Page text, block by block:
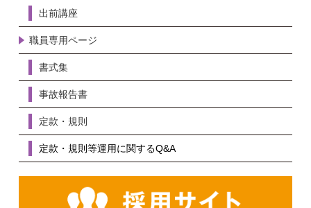
出前講座
職員専用ページ
書式集
事故報告書
定款・規則
定款・規則等運用に関するQ&A